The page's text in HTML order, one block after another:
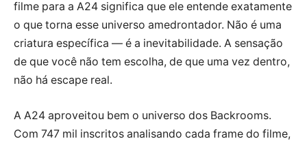
filme para a A24 significa que ele entende exatamente
o que torna esse universo amedrontador. Não é uma
criatura específica — é a inevitabilidade. A sensação
de que você não tem escolha, de que uma vez dentro,
não há escape real.
A A24 aproveitou bem o universo dos Backrooms.
Com 747 mil inscritos analisando cada frame do filme,